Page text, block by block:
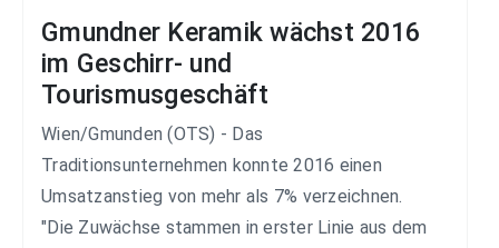
Gmundner Keramik wächst 2016
im Geschirr- und
Tourismusgeschäft
Wien/Gmunden (OTS) - Das
Traditionsunternehmen konnte 2016 einen
Umsatzanstieg von mehr als 7% verzeichnen.
"Die Zuwächse stammen in erster Linie aus dem